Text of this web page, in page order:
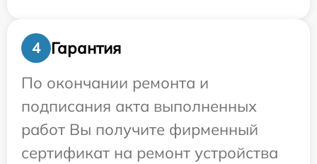
4
Гарантия
По окончании ремонта и
подписания акта выполненных
работ Вы получите фирменный
сертификат на ремонт устройства